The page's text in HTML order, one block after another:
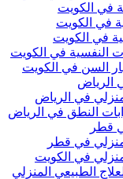
في الكويت
في الكويت
في الكويت
النفسية في الكويت
السن في الكويت
الرياض
في الرياض
النطق في الرياض
قطر
في قطر
في الكويت
الطبيعي المنزلي